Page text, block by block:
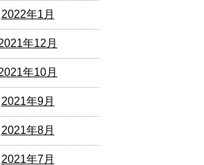
2022年1月
年12月
年10月
2021年9月
2021年8月
2021年7月